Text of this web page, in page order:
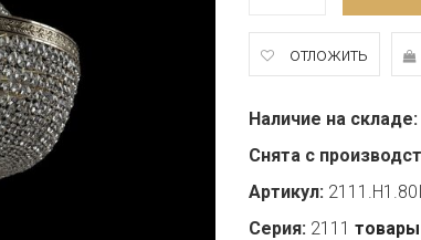
отложить
Наличие на складе:
Снята с
Артикул:
Серия: 2111